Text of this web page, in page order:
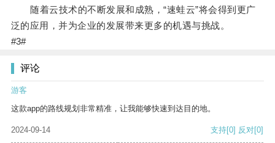
随着云技术的不断发展和成熟，“速蛙云”将会得到更广
泛的应用，并为企业的发展带来更多的机遇与挑战。
#3#
评论
游客
这款app的路线规划非常精准，让我能够快速到达目的地。
2024-09-14 支持[0] 反对[0]